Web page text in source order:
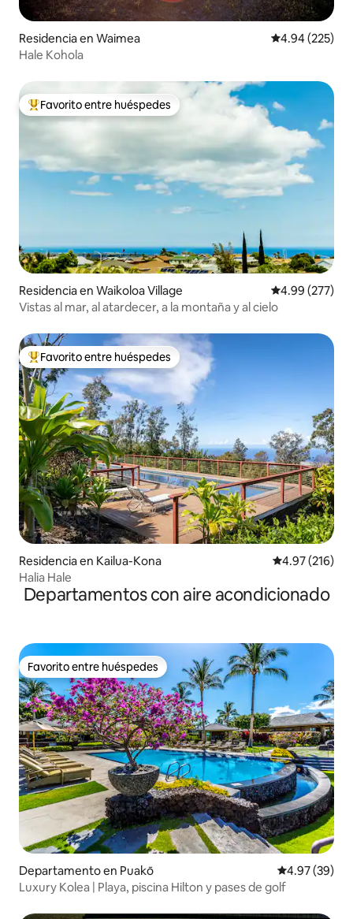
Residencia en Waimea Calificación
4.94 (225)
Hale Kohola
De los mejores en Favorito entre huéspedes
Favorito entre huéspedes
Residencia en Waikoloa Village Calificación
4.99 (277)
Vistas al mar, al atardecer, a la montaña y al cielo
De los mejores en Favorito entre huéspedes
Favorito entre huéspedes
Residencia en Kailua-Kona Calificación
4.97 (216)
Halia Hale
Departamentos con aire acondicionado
Favorito entre huéspedes
Favorito entre huéspedes
Departamento en Puakō Calificación
4.97 (39)
Luxury Kolea | Playa, piscina Hilton y pases de golf